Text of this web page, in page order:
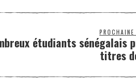
étudiants sénégalais
titres